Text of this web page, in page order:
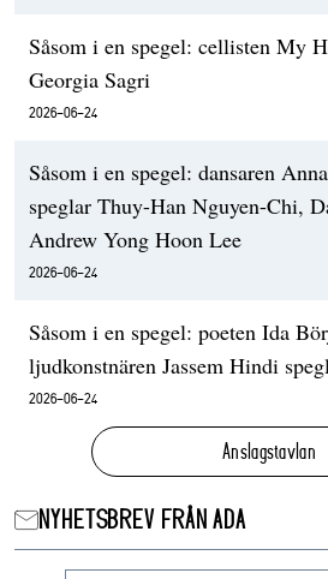
Såsom i en spegel: cellisten My
Georgia Sagri
2026-06-24
Såsom i en spegel: dansaren
speglar Thuy-Han Nguyen-Chi,
Andrew Yong Hoon Lee
2026-06-24
Såsom i en spegel: poeten Ida
ljudkonstnären Jassem Hindi
2026-06-24
Anslagstavlan
NYHETSBREV FRÅN ADA